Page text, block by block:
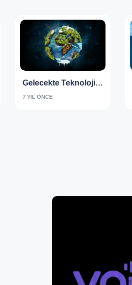
Gelecekte Teknoloji
Nasıl Olacak -
Kompozisyon
7 YIL ÖNCE